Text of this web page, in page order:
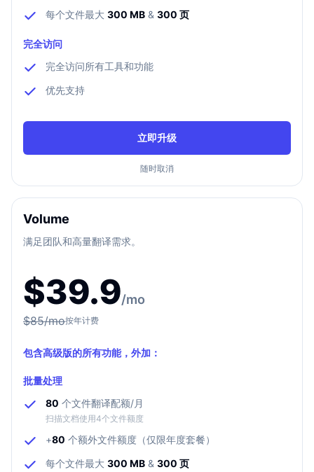
每个文件最大 300 MB & 300 页
完全访问
完全访问所有工具和功能
优先支持
立即升级
随时取消
Volume
满足团队和高量翻译需求。
$39.9/mo
$85/mo按年计费
包含高级版的所有功能，外加：
批量处理
80 个文件翻译配额/月
扫描文档使用4个文件额度
+80 个额外文件额度（仅限年度套餐）
每个文件最大 300 MB & 300 页